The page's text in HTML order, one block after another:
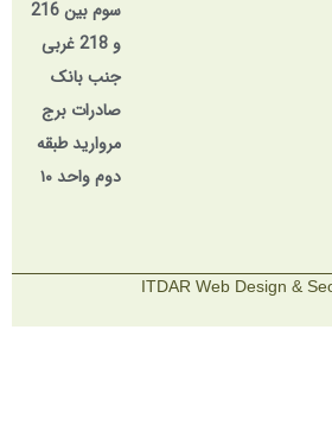
سوم بین 216
و 218 غربی
جنب بانک
صادرات برج
مروارید طبقه
دوم واحد ۱۰